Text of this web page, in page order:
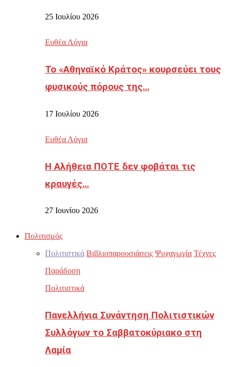
25 Ιουλίου 2026
Ευθέα Λόγια
Το «Αθηναϊκό Κράτος» κουρσεύει τους
φυσικούς πόρους της…
17 Ιουλίου 2026
Ευθέα Λόγια
Η Αλήθεια ΠΟΤΕ δεν φοβάται τις
κραυγές…
27 Ιουνίου 2026
Πολιτισμός
Πολιτιστικά Βιβλιοπαρουσιάσεις Ψυχαγωγία Τέχνες
Παράδοση
Πολιτιστικά
Πανελλήνια Συνάντηση Πολιτιστικών
Συλλόγων το Σαββατοκύριακο στη
Λαμία